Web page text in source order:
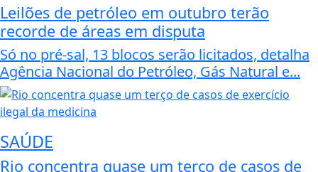
Leilões de petróleo em outubro terão
recorde de áreas em disputa
Só no pré-sal, 13 blocos serão licitados, detalha
Agência Nacional do Petróleo, Gás Natural e...
SAÚDE
Rio concentra quase um terço de casos de